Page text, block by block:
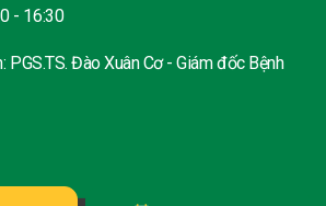
- 16:30
PGS.TS. Đào Xuân Cơ - Giám đốc Bệnh